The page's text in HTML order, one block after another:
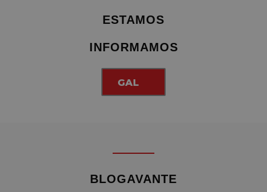
ESTAMOS
INFORMAMOS
GAL
BLOGAVANTE